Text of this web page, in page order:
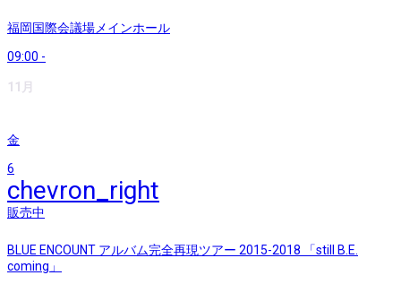
福岡国際会議場メインホール
09:00 -
11月
金
6
chevron_right
販売中
BLUE ENCOUNT アルバム完全再現ツアー 2015-2018 「still B.E.
coming」